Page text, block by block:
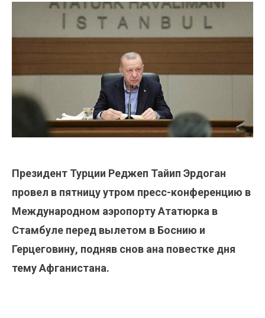
Президент Турции Реджеп Тайип Эрдоган
провел в пятницу утром пресс-конференцию в
Международном аэропорту Ататюрка в
Стамбуле перед вылетом в Боснию и
Герцеговину, подняв снов ана повестке дня
тему Афганистана.